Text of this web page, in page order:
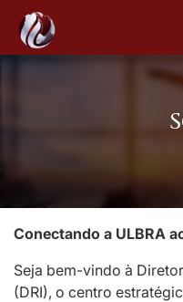
Conectando a ULBRA
Seja bem-vindo à
(DRI), o centro